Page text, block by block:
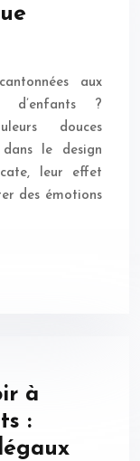
aux
d’enfants ?
douces
le design
leur effet
des émotions
à
: